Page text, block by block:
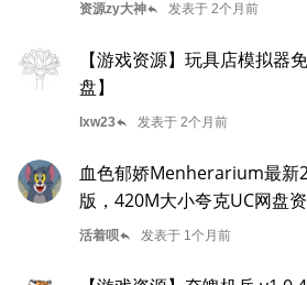
资源zy大神reply 发表于 2个月前
【游戏资源】玩具店模拟器
盘】
lxw23reply 发表于 2个月前
血色郁娇Menherarium最新
版，420M大小夸克UC网盘
活着呗reply 发表于 1个月前